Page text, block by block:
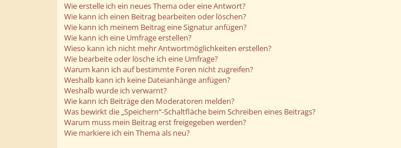
Wie erstelle ich ein neues Thema oder eine Antwort?
Wie kann ich einen Beitrag bearbeiten oder löschen?
Wie kann ich meinem Beitrag eine Signatur anfügen?
Wie kann ich eine Umfrage erstellen?
Wieso kann ich nicht mehr Antwortmöglichkeiten erstellen?
Wie bearbeite oder lösche ich eine Umfrage?
Warum kann ich auf bestimmte Foren nicht zugreifen?
Weshalb kann ich keine Dateianhänge anfügen?
Weshalb wurde ich verwarnt?
Wie kann ich Beiträge den Moderatoren melden?
Was bewirkt die „Speichern“-Schaltfläche beim Schreiben eines Beitrags?
Warum muss mein Beitrag erst freigegeben werden?
Wie markiere ich ein Thema als neu?